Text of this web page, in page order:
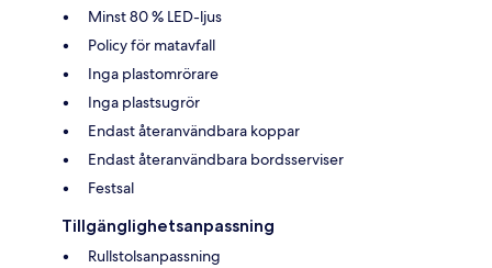
Minst 80 % LED-ljus
Policy för matavfall
Inga plastomrörare
Inga plastsugrör
Endast återanvändbara koppar
Endast återanvändbara bordsserviser
Festsal
Tillgänglighetsanpassning
Rullstolsanpassning